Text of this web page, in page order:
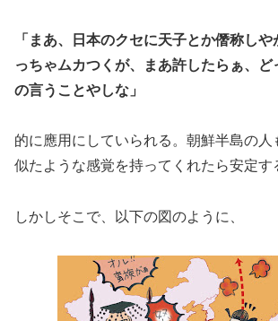
「まあ、日本のクセに天子とか僭称しや
っちゃムカつくが、まあ許したらぁ、
の言うことやしな」
的に應用にしていられる。朝鮮半島の人
似たような感覚を持ってくれたら安定す
しかしそこで、以下の図のように、